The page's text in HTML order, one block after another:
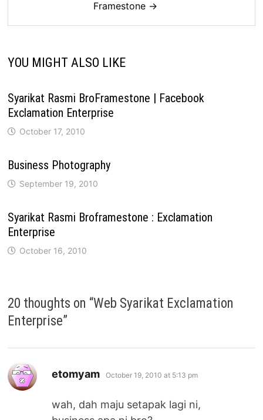
Framestone →
YOU MIGHT ALSO LIKE
Syarikat Rasmi BroFramestone | Facebook
Exclamation Enterprise
October 17, 2010
Business Photography
September 19, 2010
Syarikat Rasmi Broframestone : Exclamation
Enterprise
October 16, 2010
20 thoughts on “Web Syarikat Exclamation
Enterprise”
etomyam says:
October 19, 2010 at 5:13 pm
wah, dah maju setapak lagi ni,